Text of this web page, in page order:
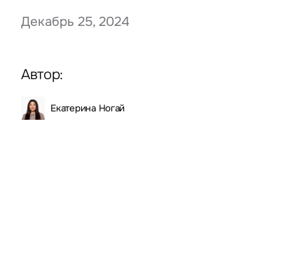
Декабрь 25, 2024
Автор:
Екатерина Ногай
Платформа
Первая в России цифровая аналитическая